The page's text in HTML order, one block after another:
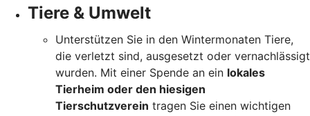
Tiere & Umwelt
Unterstützen Sie in den Wintermonaten Tiere,
die verletzt sind, ausgesetzt oder vernachlässigt
wurden. Mit einer Spende an ein lokales
Tierheim oder den hiesigen
Tierschutzverein tragen Sie einen wichtigen